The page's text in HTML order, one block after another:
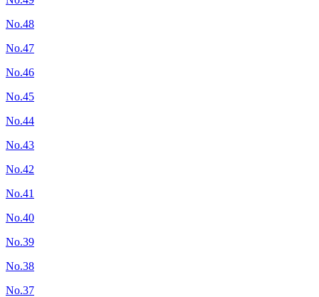
No.48
No.47
No.46
No.45
No.44
No.43
No.42
No.41
No.40
No.39
No.38
No.37